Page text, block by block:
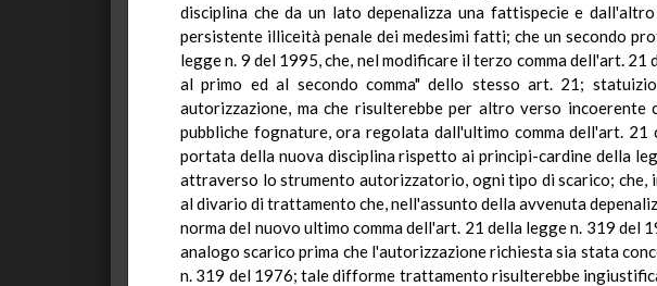
disciplina che da un lato depenalizza una fattispecie e
persistente illiceità penale dei medesimi fatti; che un secondo
legge n. 9 del 1995, che, nel modificare il terzo comma dell'art.
al primo ed al secondo comma" dello stesso art. 21;
autorizzazione, ma che risulterebbe per altro verso
pubbliche fognature, ora regolata dall'ultimo comma dell'art.
portata della nuova disciplina rispetto ai principi-cardine della
attraverso lo strumento autorizzatorio, ogni tipo di scarico;
al divario di trattamento che, nell'assunto della avvenuta
norma del nuovo ultimo comma dell'art. 21 della legge n. 319
analogo scarico prima che l'autorizzazione richiesta sia stata
n. 319 del 1976; tale difforme trattamento risulterebbe